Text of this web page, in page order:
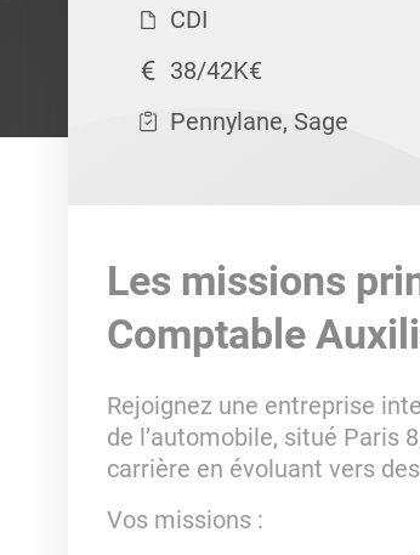
CDI
38/42K€
Pennylane, Sage
Les missions
Comptable
Rejoignez une entreprise
de l’automobile, situé Paris
carrière en évoluant vers
Vos missions :